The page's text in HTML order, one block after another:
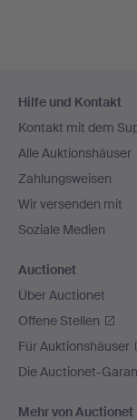
Navigation
Hilfe und Kontakt
Kontakt mit dem
Alle Auktionshäuser
Zahlungsweisen
Wir versenden mit
Soziale Medien
Auctionet
Über Auctionet
Offene Stellen
Für Auktionshäuser
Die Auctionet-
Mehr von Auctionet